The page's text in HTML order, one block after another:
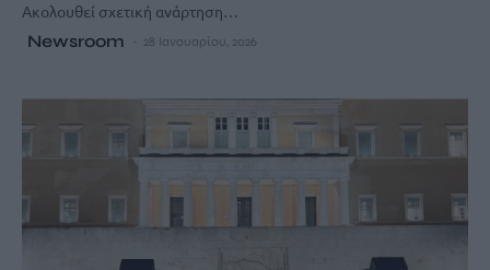
Ακολουθεί σχετική ανάρτηση…
Newsroom 28 Ιανουαρίου, 2026